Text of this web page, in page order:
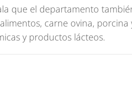
que el departamento
carne ovina, porcina
y productos lácteos.